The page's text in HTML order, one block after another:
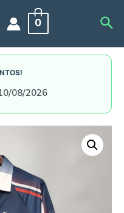
0
08/2026